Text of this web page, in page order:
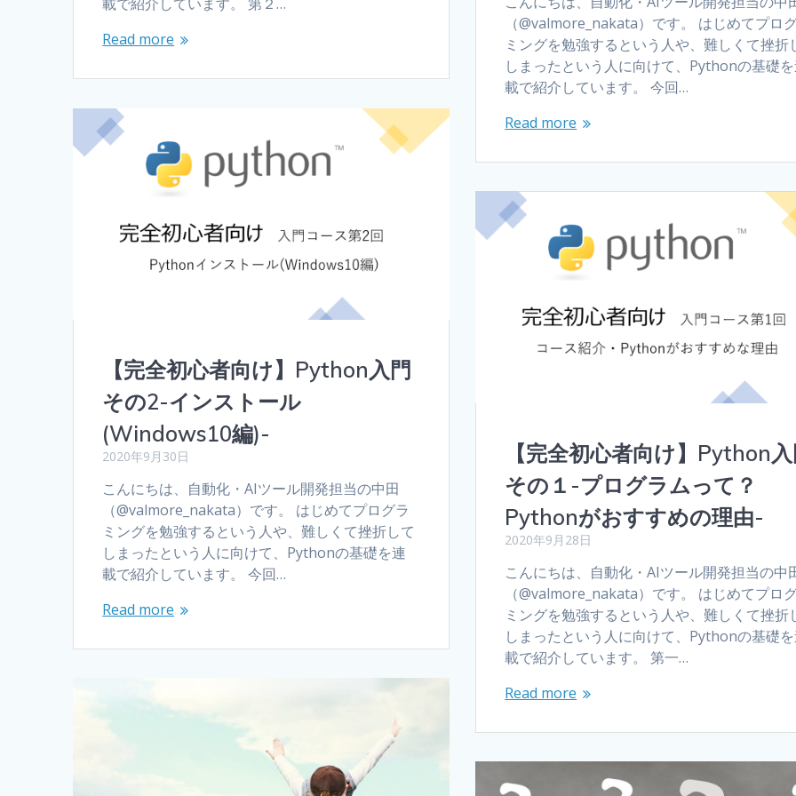
載で紹介しています。 第２…
Read more
（@valmore_nakata）です。 はじめてプロ
ミングを勉強するという人や、難しくて挫折
しまったという人に向けて、Pythonの基礎
載で紹介しています。 今回…
Read more
【完全初心者向け】Python入門
その2-インストール
(Windows10編)-
2020年9月30日
こんにちは、自動化・AIツール開発担当の中田
（@valmore_nakata）です。 はじめてプログラ
ミングを勉強するという人や、難しくて挫折して
しまったという人に向けて、Pythonの基礎を連
載で紹介しています。 今回…
Read more
【完全初心者向け】Python入
その１-プログラムって？
Pythonがおすすめの理由-
2020年9月28日
こんにちは、自動化・AIツール開発担当の中
（@valmore_nakata）です。 はじめてプロ
ミングを勉強するという人や、難しくて挫折
しまったという人に向けて、Pythonの基礎
載で紹介しています。 第一…
Read more